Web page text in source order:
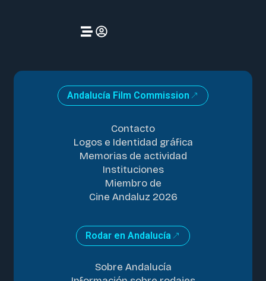
Andalucía Film Commission
Contacto
Logos e Identidad gráfica
Memorias de actividad
Instituciones
Miembro de
Cine Andaluz 2026
Rodar en Andalucía
Sobre Andalucía